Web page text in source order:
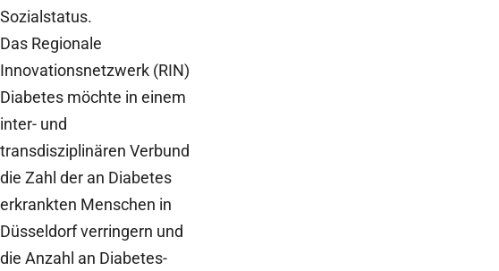
Sozialstatus.
Das Regionale
Innovationsnetzwerk (RIN)
Diabetes möchte in einem
inter- und
transdisziplinären Verbund
die Zahl der an Diabetes
erkrankten Menschen in
Düsseldorf verringern und
die Anzahl an Diabetes-